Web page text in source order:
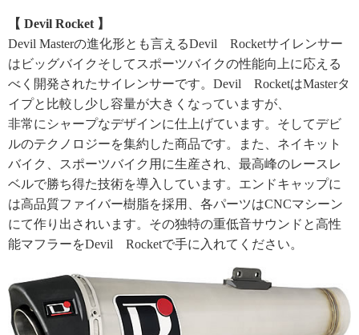
【 Devil Rocket 】
Devil Masterの進化形とも言えるDevil Rocketサイレンサー
はビッグバイクそしてスポーツバイクの性能向上に応える
べく開発されたサイレンサーです。Devil RocketはMasterタ
イプと比較し少し容量が大きくなっていますが、
非常にシャープなデザインに仕上げています。そしてデビ
ルのテクノロジーを集約した商品です。また、ネイキット
バイク、スポーツバイク用に生産され、最高峰のレースレ
ベルで勝ち得た技術を導入しています。エンドキャップに
は高品質ファイバー樹脂を採用、各パーツはCNCマシーン
にて作り出されいます。その独特の重低音サウンドと高性
能マフラーをDevil Rocketで手に入れてください。